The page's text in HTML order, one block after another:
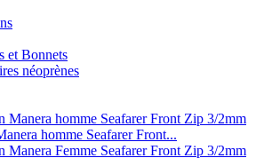
et Bonnets
néoprènes
homme Seafarer Front...